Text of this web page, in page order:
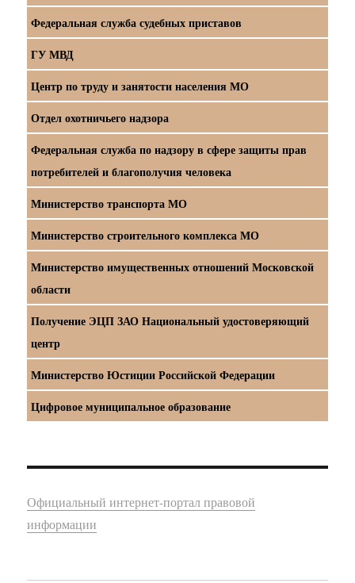
Федеральная служба судебных приставов
ГУ МВД
Центр по труду и занятости населения МО
Отдел охотничьего надзора
Федеральная служба по надзору в сфере защиты прав
потребителей и благополучия человека
Министерство транспорта МО
Министерство строительного комплекса МО
Министерство имущественных отношений Московской
области
Получение ЭЦП ЗАО Национальный удостоверяющий
центр
Министерство Юстиции Российской Федерации
Цифровое муниципальное образование
Официальный интернет-портал правовой
информации